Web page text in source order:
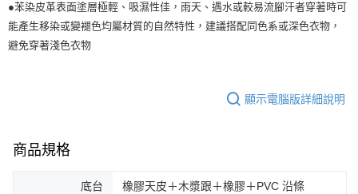
●苯染皮革表面塗層極輕、吸濕性佳，雨天、遇水或較易流腳汗者穿著時可
能產生移染或變褪色均屬材質的自然特性，建議搭配同色系或深色衣物，
避免穿著淺色衣物
顯示電腦版詳細說明
商品規格
底台 橡膠天皮＋木漿跟＋橡膠＋PVC 沿條